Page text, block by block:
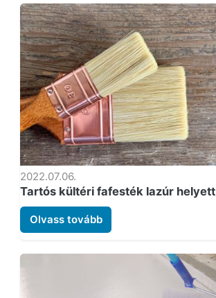
2022.07.06.
Tartós kültéri fafesték lazúr helyett
Olvass tovább